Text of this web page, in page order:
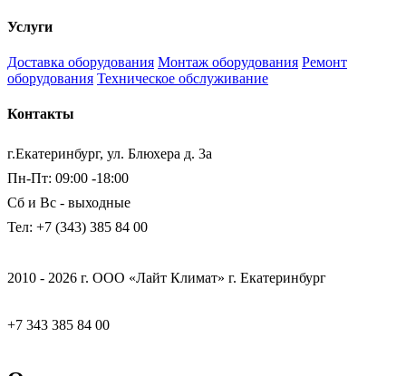
Услуги
Доставка оборудования Монтаж оборудования Ремонт
оборудования Техническое обслуживание
Контакты
г.Екатеринбург, ул. Блюхера д. 3а
Пн-Пт: 09:00 -18:00
Сб и Вс - выходные
Тел: +7 (343) 385 84 00
2010 - 2026 г. ООО «Лайт Климат» г. Екатеринбург
+7 343 385 84 00